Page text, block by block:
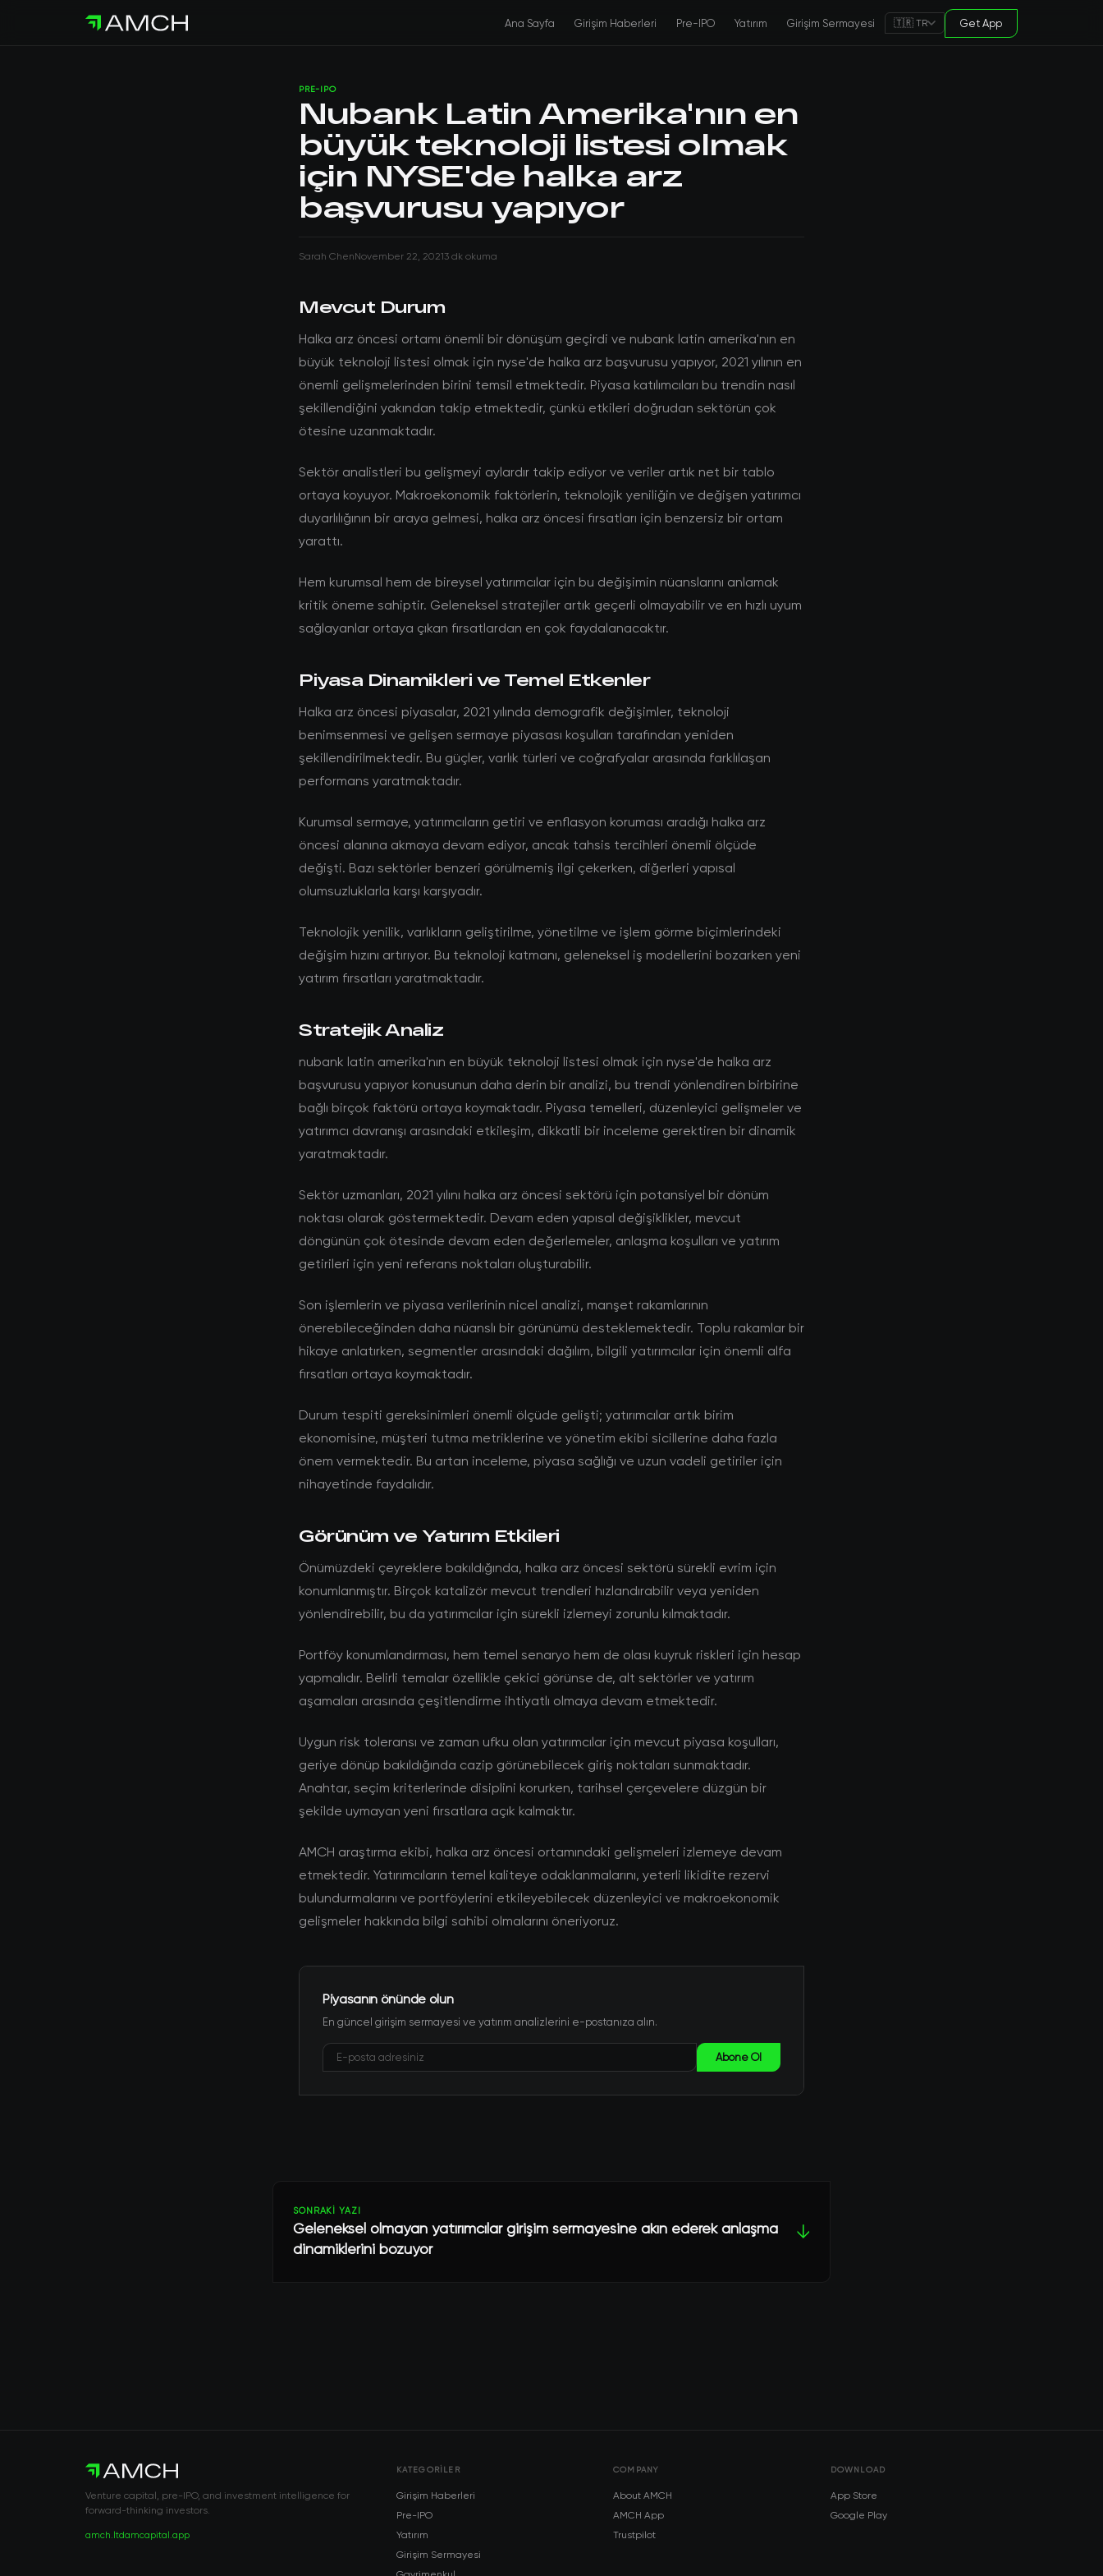
Ana Sayfa Girişim Haberleri Pre-IPO Yatırım Girişim Sermayesi 🇹🇷 TR Get App
PRE-IPO
Nubank Latin Amerika'nın en
büyük teknoloji listesi olmak
için NYSE'de halka arz
başvurusu yapıyor
Sarah ChenNovember 22, 20213 dk okuma
Mevcut Durum
Halka arz öncesi ortamı önemli bir dönüşüm geçirdi ve nubank latin amerika'nın en
büyük teknoloji listesi olmak için nyse'de halka arz başvurusu yapıyor, 2021 yılının en
önemli gelişmelerinden birini temsil etmektedir. Piyasa katılımcıları bu trendin nasıl
şekillendiğini yakından takip etmektedir, çünkü etkileri doğrudan sektörün çok
ötesine uzanmaktadır.
Sektör analistleri bu gelişmeyi aylardır takip ediyor ve veriler artık net bir tablo
ortaya koyuyor. Makroekonomik faktörlerin, teknolojik yeniliğin ve değişen yatırımcı
duyarlılığının bir araya gelmesi, halka arz öncesi fırsatları için benzersiz bir ortam
yarattı.
Hem kurumsal hem de bireysel yatırımcılar için bu değişimin nüanslarını anlamak
kritik öneme sahiptir. Geleneksel stratejiler artık geçerli olmayabilir ve en hızlı uyum
sağlayanlar ortaya çıkan fırsatlardan en çok faydalanacaktır.
Piyasa Dinamikleri ve Temel Etkenler
Halka arz öncesi piyasalar, 2021 yılında demografik değişimler, teknoloji
benimsenmesi ve gelişen sermaye piyasası koşulları tarafından yeniden
şekillendirilmektedir. Bu güçler, varlık türleri ve coğrafyalar arasında farklılaşan
performans yaratmaktadır.
Kurumsal sermaye, yatırımcıların getiri ve enflasyon koruması aradığı halka arz
öncesi alanına akmaya devam ediyor, ancak tahsis tercihleri önemli ölçüde
değişti. Bazı sektörler benzeri görülmemiş ilgi çekerken, diğerleri yapısal
olumsuzluklarla karşı karşıyadır.
Teknolojik yenilik, varlıkların geliştirilme, yönetilme ve işlem görme biçimlerindeki
değişim hızını artırıyor. Bu teknoloji katmanı, geleneksel iş modellerini bozarken yeni
yatırım fırsatları yaratmaktadır.
Stratejik Analiz
nubank latin amerika'nın en büyük teknoloji listesi olmak için nyse'de halka arz
başvurusu yapıyor konusunun daha derin bir analizi, bu trendi yönlendiren birbirine
bağlı birçok faktörü ortaya koymaktadır. Piyasa temelleri, düzenleyici gelişmeler ve
yatırımcı davranışı arasındaki etkileşim, dikkatli bir inceleme gerektiren bir dinamik
yaratmaktadır.
Sektör uzmanları, 2021 yılını halka arz öncesi sektörü için potansiyel bir dönüm
noktası olarak göstermektedir. Devam eden yapısal değişiklikler, mevcut
döngünün çok ötesinde devam eden değerlemeler, anlaşma koşulları ve yatırım
getirileri için yeni referans noktaları oluşturabilir.
Son işlemlerin ve piyasa verilerinin nicel analizi, manşet rakamlarının
önerebileceğinden daha nüanslı bir görünümü desteklemektedir. Toplu rakamlar bir
hikaye anlatırken, segmentler arasındaki dağılım, bilgili yatırımcılar için önemli alfa
fırsatları ortaya koymaktadır.
Durum tespiti gereksinimleri önemli ölçüde gelişti; yatırımcılar artık birim
ekonomisine, müşteri tutma metriklerine ve yönetim ekibi sicillerine daha fazla
önem vermektedir. Bu artan inceleme, piyasa sağlığı ve uzun vadeli getiriler için
nihayetinde faydalıdır.
Görünüm ve Yatırım Etkileri
Önümüzdeki çeyreklere bakıldığında, halka arz öncesi sektörü sürekli evrim için
konumlanmıştır. Birçok katalizör mevcut trendleri hızlandırabilir veya yeniden
yönlendirebilir, bu da yatırımcılar için sürekli izlemeyi zorunlu kılmaktadır.
Portföy konumlandırması, hem temel senaryo hem de olası kuyruk riskleri için hesap
yapmalıdır. Belirli temalar özellikle çekici görünse de, alt sektörler ve yatırım
aşamaları arasında çeşitlendirme ihtiyatlı olmaya devam etmektedir.
Uygun risk toleransı ve zaman ufku olan yatırımcılar için mevcut piyasa koşulları,
geriye dönüp bakıldığında cazip görünebilecek giriş noktaları sunmaktadır.
Anahtar, seçim kriterlerinde disiplini korurken, tarihsel çerçevelere düzgün bir
şekilde uymayan yeni fırsatlara açık kalmaktır.
AMCH araştırma ekibi, halka arz öncesi ortamındaki gelişmeleri izlemeye devam
etmektedir. Yatırımcıların temel kaliteye odaklanmalarını, yeterli likidite rezervi
bulundurmalarını ve portföylerini etkileyebilecek düzenleyici ve makroekonomik
gelişmeler hakkında bilgi sahibi olmalarını öneriyoruz.
Piyasanın önünde olun
En güncel girişim sermayesi ve yatırım analizlerini e-postanıza alın.
Abone Ol
SONRAKI YAZI
Geleneksel olmayan yatırımcılar girişim sermayesine akın ederek anlaşma
dinamiklerini bozuyor
↓
Venture capital, pre-IPO, and investment intelligence for
forward-thinking investors.
amch.ltdamcapital.app
KATEGORILER
Girişim Haberleri
Pre-IPO
Yatırım
Girişim Sermayesi
COMPANY
About AMCH
AMCH App
Trustpilot
DOWNLOAD
App Store
Google Play